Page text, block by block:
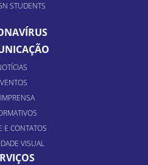
STUDENTS
E CONTATOS
VISUAL